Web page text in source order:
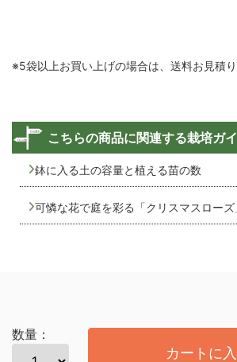
※5袋以上お買い上げの場合は、送料お見積り
こちらの商品に関連する栽培ガ
鉢に入る土の容量と植える苗の数
可憐な花で庭を彩る「クリスマスローズ
数量：
カートに